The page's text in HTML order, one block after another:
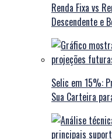
Renda Fixa vs
Descendente e
Selic em 15%:
Sua Carteira